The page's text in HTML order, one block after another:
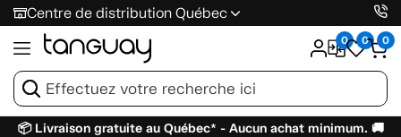
Centre de distribution Québec
0 0 0
📦 Livraison gratuite au Québec* - Aucun achat minimum. 🚚